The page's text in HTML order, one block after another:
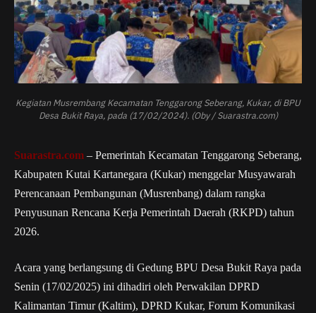
Kegiatan Musrembang Kecamatan Tenggarong Seberang, Kukar, di BPU
Desa Bukit Raya, pada (17/02/2024). (Oby / Suarastra.com)
Suarastra.com – Pemerintah Kecamatan Tenggarong Seberang,
Kabupaten Kutai Kartanegara (Kukar) menggelar Musyawarah
Perencanaan Pembangunan (Musrenbang) dalam rangka
Penyusunan Rencana Kerja Pemerintah Daerah (RKPD) tahun
2026.
Acara yang berlangsung di Gedung BPU Desa Bukit Raya pada
Senin (17/02/2025) ini dihadiri oleh Perwakilan DPRD
Kalimantan Timur (Kaltim), DPRD Kukar, Forum Komunikasi